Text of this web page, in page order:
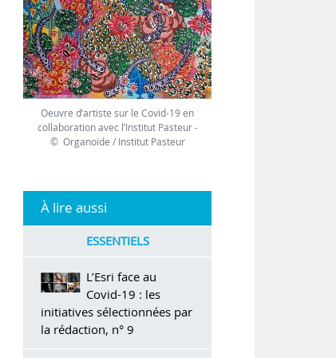
Oeuvre d’artiste sur le Covid-19 en
collaboration avec l’Institut Pasteur -
© Organoïde / Institut Pasteur
À lire aussi
ESSENTIELS
L’Esri face au
Covid-19 : les
initiatives sélectionnées par
la rédaction, n° 9